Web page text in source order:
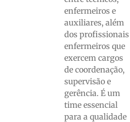
enfermeiros e
auxiliares, além
dos profissionais
enfermeiros que
exercem cargos
de coordenação,
supervisão e
gerência. É um
time essencial
para a qualidade